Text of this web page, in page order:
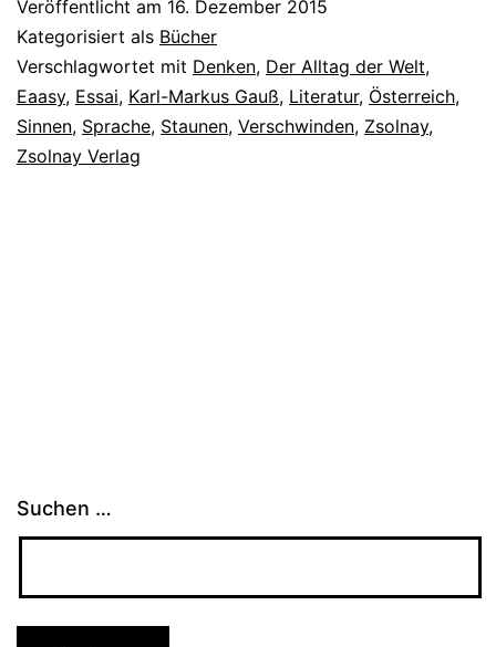
Veröffentlicht am 16. Dezember 2015
Kategorisiert als Bücher
Verschlagwortet mit Denken, Der Alltag der Welt,
Eaasy, Essai, Karl-Markus Gauß, Literatur, Österreich,
Sinnen, Sprache, Staunen, Verschwinden, Zsolnay,
Zsolnay Verlag
Suchen …